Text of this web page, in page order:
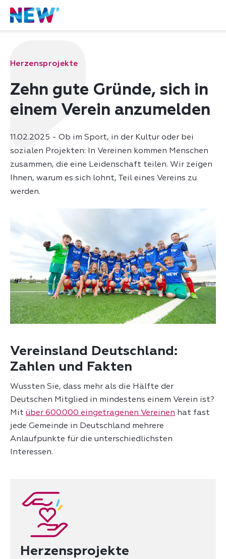
Herzensprojekte
Zehn gute Gründe, sich in
einem Verein anzumelden
11.02.2025 - Ob im Sport, in der Kultur oder bei
sozialen Projekten: In Vereinen kommen Menschen
zusammen, die eine Leidenschaft teilen. Wir zeigen
Ihnen, warum es sich lohnt, Teil eines Vereins zu
werden.
Vereinsland Deutschland:
Zahlen und Fakten
Wussten Sie, dass mehr als die Hälfte der
Deutschen Mitglied in mindestens einem Verein ist?
Mit über 600.000 eingetragenen Vereinen hat fast
jede Gemeinde in Deutschland mehrere
Anlaufpunkte für die unterschiedlichsten
Interessen.
Herzensprojekte